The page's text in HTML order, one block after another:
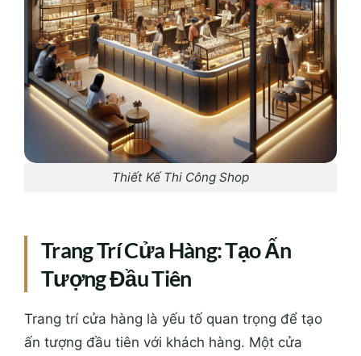
Thiết Kế Thi Công Shop
Trang Trí Cửa Hàng: Tạo Ấn
Tượng Đầu Tiên
Trang trí cửa hàng là yếu tố quan trọng để tạo
ấn tượng đầu tiên với khách hàng. Một cửa